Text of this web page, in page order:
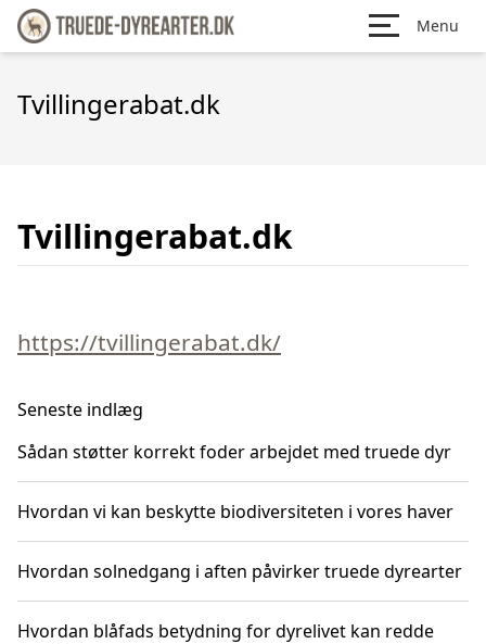
Menu
Tvillingerabat.dk
Tvillingerabat.dk
https://tvillingerabat.dk/
Seneste indlæg
Sådan støtter korrekt foder arbejdet med truede dyr
Hvordan vi kan beskytte biodiversiteten i vores haver
Hvordan solnedgang i aften påvirker truede dyrearter
Hvordan blåfads betydning for dyrelivet kan redde